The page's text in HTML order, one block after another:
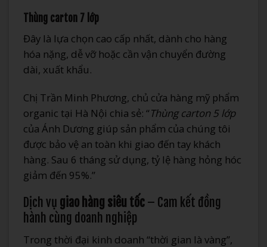
Thùng carton 7 lớp
Đây là lựa chọn cao cấp nhất, dành cho hàng
hóa nặng, dễ vỡ hoặc cần vận chuyển đường
dài, xuất khẩu.
Chị Trần Minh Phương, chủ cửa hàng mỹ phẩm
organic tại Hà Nội chia sẻ: “Thùng carton 5 lớp
của Ánh Dương giúp sản phẩm của chúng tôi
được bảo vệ an toàn khi giao đến tay khách
hàng. Sau 6 tháng sử dụng, tỷ lệ hàng hỏng hóc
giảm đến 95%.”
Dịch vụ giao hàng siêu tốc – Cam kết đồng
hành cùng doanh nghiệp
Trong thời đại kinh doanh “thời gian là vàng”,